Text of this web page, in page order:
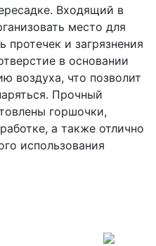
Входящий в
место для
протечек и загрязнения
в основании
воздуха, что позволит
Прочный
горшочки,
а также отлично
использования